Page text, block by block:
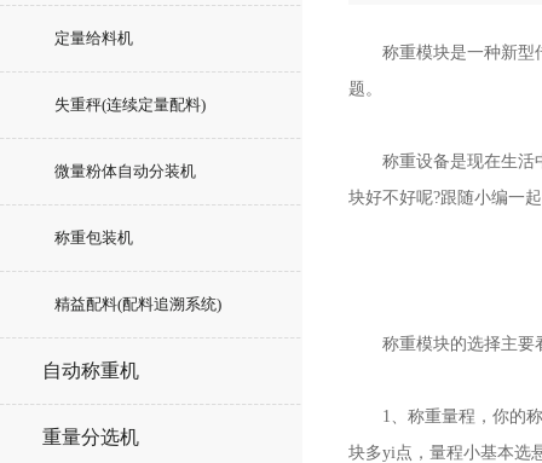
定量给料机
失重秤(连续定量配料)
微量粉体自动分装机
称重包装机
精益配料(配料追溯系统)
自动称重机
重量分选机
称重模块是一种新型传
题。
称重设备是现在生活中
块好不好呢?跟随小编一
称重模块的选择主要
1、称重量程，你的称
块多yi点，量程小基本选